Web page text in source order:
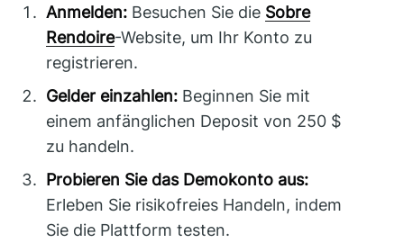
Anmelden: Besuchen Sie die Sobre
Rendoire-Website, um Ihr Konto zu
registrieren.
Gelder einzahlen: Beginnen Sie mit
einem anfänglichen Deposit von 250 $
zu handeln.
Probieren Sie das Demokonto aus:
Erleben Sie risikofreies Handeln, indem
Sie die Plattform testen.